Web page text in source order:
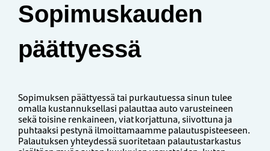
Sopimuskauden
päättyessä
Sopimuksen päättyessä tai purkautuessa sinun tulee
omalla kustannuksellasi palauttaa auto varusteineen
sekä toisine renkaineen, viat korjattuna, siivottuna ja
puhtaaksi pestynä ilmoittamaamme palautuspisteeseen.
Palautuksen yhteydessä suoritetaan palautustarkastus